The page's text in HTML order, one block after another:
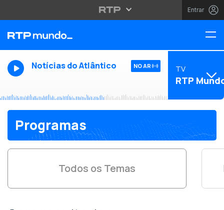
Entrar
Notícias do Atlântico NO AR TV
RTP
Programas
Todos os Temas